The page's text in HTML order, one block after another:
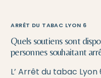
ARRÊT DU TABAC LYON 6
Quels soutiens sont
personnes souhaitant
L’ Arrêt du tabac